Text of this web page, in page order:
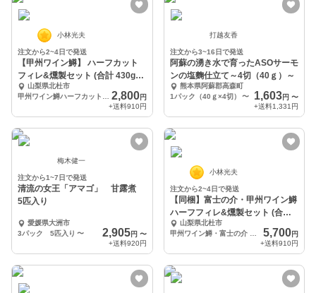
小林光夫
注文から2~4日で発送
【甲州ワイン鱒】 ハーフカット
フィレ&燻製セット (合計 430g以
上)山梨県北杜市
2,800円
+送料910円
打越友香
注文から3~16日で発送
阿蘇の湧き水で育ったASOサーモ
ンの塩麴仕立て～4切（40ｇ）～
熊本県阿蘇郡高森町
1パック（40ｇ×4切）
〜 1,603円 〜
+送料1,331円
梅木健一
注文から1~7日で発送
清流の女王「アマゴ」 甘露煮
5匹入り
愛媛県大洲市
3パック 5匹入り 〜 2,905円 〜
+送料920円
小林光夫
注文から2~4日で発送
【同梱】富士の介・甲州ワイン鱒
ハーフフィレ&燻製セット (合計
約860g)
山梨県北杜市
5,700円
+送料910円